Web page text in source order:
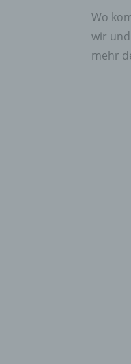
Wo
wir
mehr